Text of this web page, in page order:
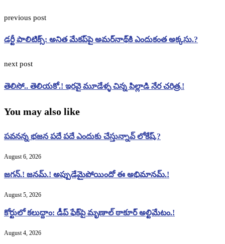
previous post
డర్టీ పాలిటిక్స్: అనిత మేకప్‌పై అమర్‌నాథ్‌కి ఎందుకంత అక్కసు.?
next post
తెలిసో.. తెలియకో.! ఇరవై మూడేళ్ళ చిన్న పిల్లాడి నేర చరిత్ర.!
You may also like
పవనన్న భజన పదే పదే ఎందుకు చేస్తున్నావ్ లోకేష్.?
August 6, 2026
జగన్.! జనమ్.! అప్పుడేమైపోయిందో ఈ అభిమానమ్.!
August 5, 2026
కోర్టులో కలుద్దాం: డీప్ ఫేక్‌పై మృణాల్ ఠాకూర్ అల్టిమేటం.!
August 4, 2026